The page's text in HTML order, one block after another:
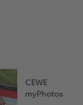
CEWE
myPhotos